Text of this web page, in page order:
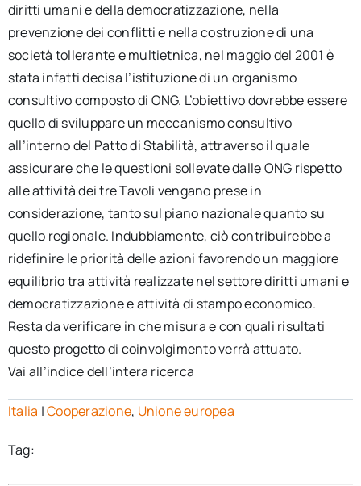
diritti umani e della democratizzazione, nella
prevenzione dei conflitti e nella costruzione di una
società tollerante e multietnica, nel maggio del 2001 è
stata infatti decisa l’istituzione di un organismo
consultivo composto di ONG. L’obiettivo dovrebbe essere
quello di sviluppare un meccanismo consultivo
all’interno del Patto di Stabilità, attraverso il quale
assicurare che le questioni sollevate dalle ONG rispetto
alle attività dei tre Tavoli vengano prese in
considerazione, tanto sul piano nazionale quanto su
quello regionale. Indubbiamente, ciò contribuirebbe a
ridefinire le priorità delle azioni favorendo un maggiore
equilibrio tra attività realizzate nel settore diritti umani e
democratizzazione e attività di stampo economico.
Resta da verificare in che misura e con quali risultati
questo progetto di coinvolgimento verrà attuato.
Vai all’indice dell’intera ricerca
Italia |Cooperazione, Unione europea
Tag: